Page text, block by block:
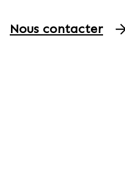
Nous contacter